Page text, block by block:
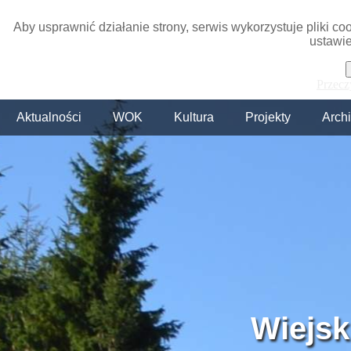
Aby usprawnić działanie strony, serwis wykorzystuje pliki
Aktualności WOK Kultura Projekty